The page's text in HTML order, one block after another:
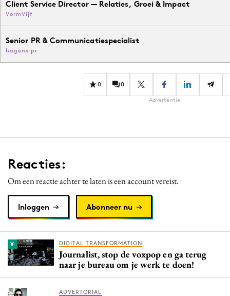
Client Service Director — Relaties, Groei & Impact
VormVijf
Senior PR & Communicatiespecialist
hagens pr
0 0
Advertentie
Reacties:
Om een reactie achter te laten is een account vereist.
Inloggen Abonneer nu
DIGITAL TRANSFORMATION
Journalist, stop de voxpop en ga terug
naar je bureau om je werk te doen!
ADVERTORIAL